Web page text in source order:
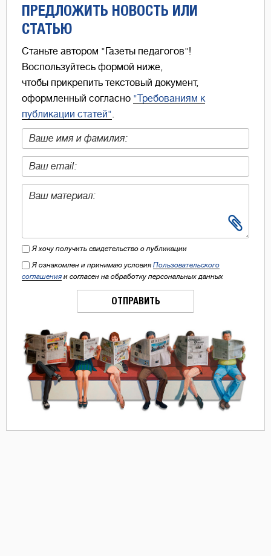
ПРЕДЛОЖИТЬ НОВОСТЬ ИЛИ
СТАТЬЮ
Станьте автором "Газеты педагогов"!
Воспользуйтесь формой ниже,
чтобы прикрепить текстовый документ,
оформленный согласно "Требованиям к
публикации статей".
Я хочу получить свидетельство о публикации
Я ознакомлен и принимаю условия Пользовательского
соглашения и согласен на обработку персональных данных
ОТПРАВИТЬ